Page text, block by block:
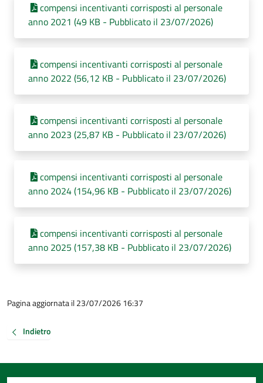
compensi incentivanti corrisposti al personale
anno 2021 (49 KB - Pubblicato il 23/07/2026)
compensi incentivanti corrisposti al personale
anno 2022 (56,12 KB - Pubblicato il 23/07/2026)
compensi incentivanti corrisposti al personale
anno 2023 (25,87 KB - Pubblicato il 23/07/2026)
compensi incentivanti corrisposti al personale
anno 2024 (154,96 KB - Pubblicato il 23/07/2026)
compensi incentivanti corrisposti al personale
anno 2025 (157,38 KB - Pubblicato il 23/07/2026)
Pagina aggiornata il 23/07/2026 16:37
Indietro